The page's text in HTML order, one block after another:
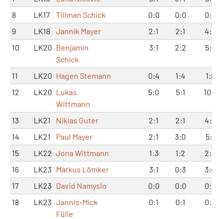
8
LK17 Tillman Schick 0:0 0:0
0:0
9
LK18 Jannik Mayer 2:1 2:1
4:2
10
LK20 Benjamin
Schick
3:1 2:2 5:3
11 LK20 Hagen Stemann 0:4 1:4
1:8
12
LK20 Lukas
Wittmann
5:0 5:1 10:1
13 LK21 Niklas Guter 2:1 2:1
4:2
14
LK21 Paul Mayer 2:1 3:0
5:1
15
LK22 Jona Wittmann 1:3 1:2
2:5
16
LK23 Markus Lömker 3:1 0:3
3:4
17
LK23 David Namyslo 0:0 0:0
0:0
18
LK23 Jannis-Mick
Fülle
0:1 0:1 0:2